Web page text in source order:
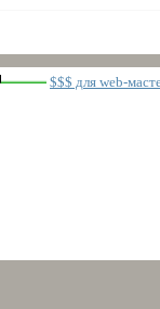
$$$ для web-